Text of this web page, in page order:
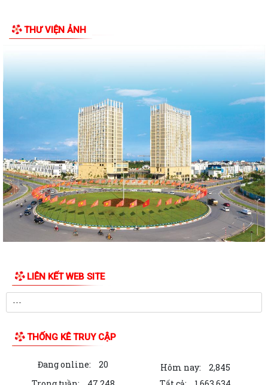
THƯ TRI ÂN GIA ĐÌNH CÁC ANH HÙNG LIỆT...
Phường Ngô Quyền: Chuỗi hoạt động tri ân, “Đền ơn đáp nghĩa” thiết
thực nhân kỷ niệm 79 năm Ngày...
PHƯỜNG NGÔ QUYỀN TỔ CHỨC HỘI NGHỊ TRAO TẶNG ẢNH PHỤC CHẾ
LIỆT SĨ VÀ TẶNG QUÀ CHO CÁC HỘ GIA ĐÌNH...
ỦY BAN NHÂN DÂN PHƯỜNG NGÔ QUYỀN THÔNG TIN Về việc cưỡng
chế cưỡng chế 02 tổ chức để thu hồi nhà là...
PHƯỜNG NGÔ QUYỀN THĂM HỎI, TẶNG QUÀ GIA ĐÌNH CHÍNH SÁCH,
NGƯỜI CÓ CÔNG NHÂN DỊP 27/7
PHƯỜNG NGÔ QUYỀN VIẾNG NGHĨA TRANG LIỆT SĨ NHÂN KỶ NIỆM 79
NĂM NGÀY THƯƠNG BINH LIỆT SĨ 27/7
UBND PHƯỜNG NGÔ QUYỀN THÔNG BÁO THỜI GIAN TỔ CHỨC HỘI
NGHỊ ĐỐI THOẠI DOANH NGHIỆP, HỘ KINH DOANH,...
PHƯỜNG NGÔ QUYỀN TỔ CHỨC GIAO BAN TỔ DÂN PHỐ SAU SẮP XẾP,
HỘI ĐỒNG NHÂN DÂN PHƯỜNG NGÔ QUYỀN THÔNG BÁO KẾT QUẢ KỲ
PHƯỜNG NGÔ QUYỀN TUYÊN TRUYỀN VẬN ĐỘNG TỔ CHỨC, CÁ NHÂN
THƯ VIỆN ẢNH
LIÊN KẾT WEB SITE
THỐNG KÊ TRUY CẬP
Đang online: 20 Hôm nay:
2,845